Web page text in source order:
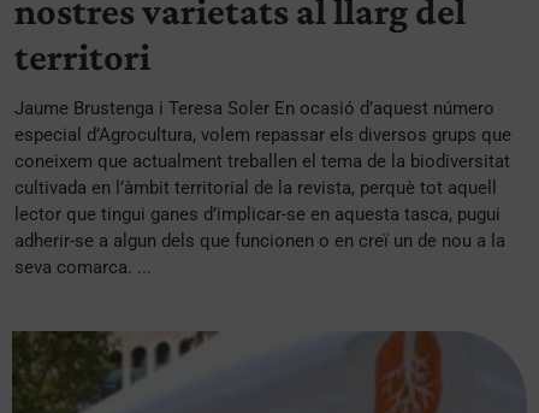
nostres varietats al llarg del
territori
Jaume Brustenga i Teresa Soler En ocasió d’aquest número
especial d’Agrocultura, volem repassar els diversos grups que
coneixem que actualment treballen el tema de la biodiversitat
cultivada en l’àmbit territorial de la revista, perquè tot aquell
lector que tingui ganes d’implicar-se en aquesta tasca, pugui
adherir-se a algun dels que funcionen o en creï un de nou a la
seva comarca. ...